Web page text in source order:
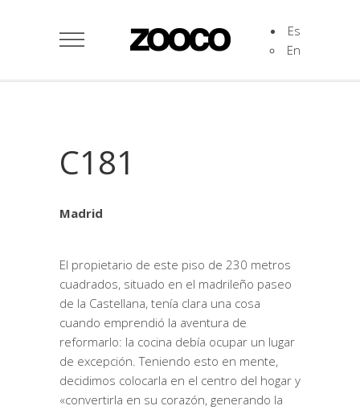
Es
En
C181
Madrid
El propietario de este piso de 230 metros
cuadrados, situado en el madrileño paseo
de la Castellana, tenía clara una cosa
cuando emprendió la aventura de
reformarlo: la cocina debía ocupar un lugar
de excepción. Teniendo esto en mente,
decidimos colocarla en el centro del hogar y
«convertirla en su corazón, generando la